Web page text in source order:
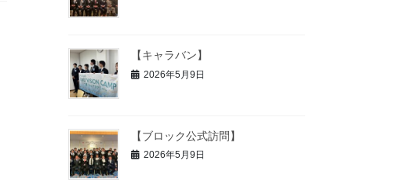
【キャラバン】
2026年5月9日
【ブロック公式訪問】
2026年5月9日